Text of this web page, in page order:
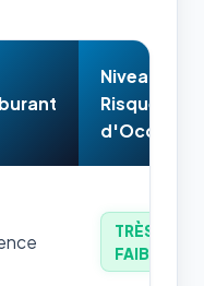
Niveau de
Risque
d'Occasion
TRÈS
FAIBLE